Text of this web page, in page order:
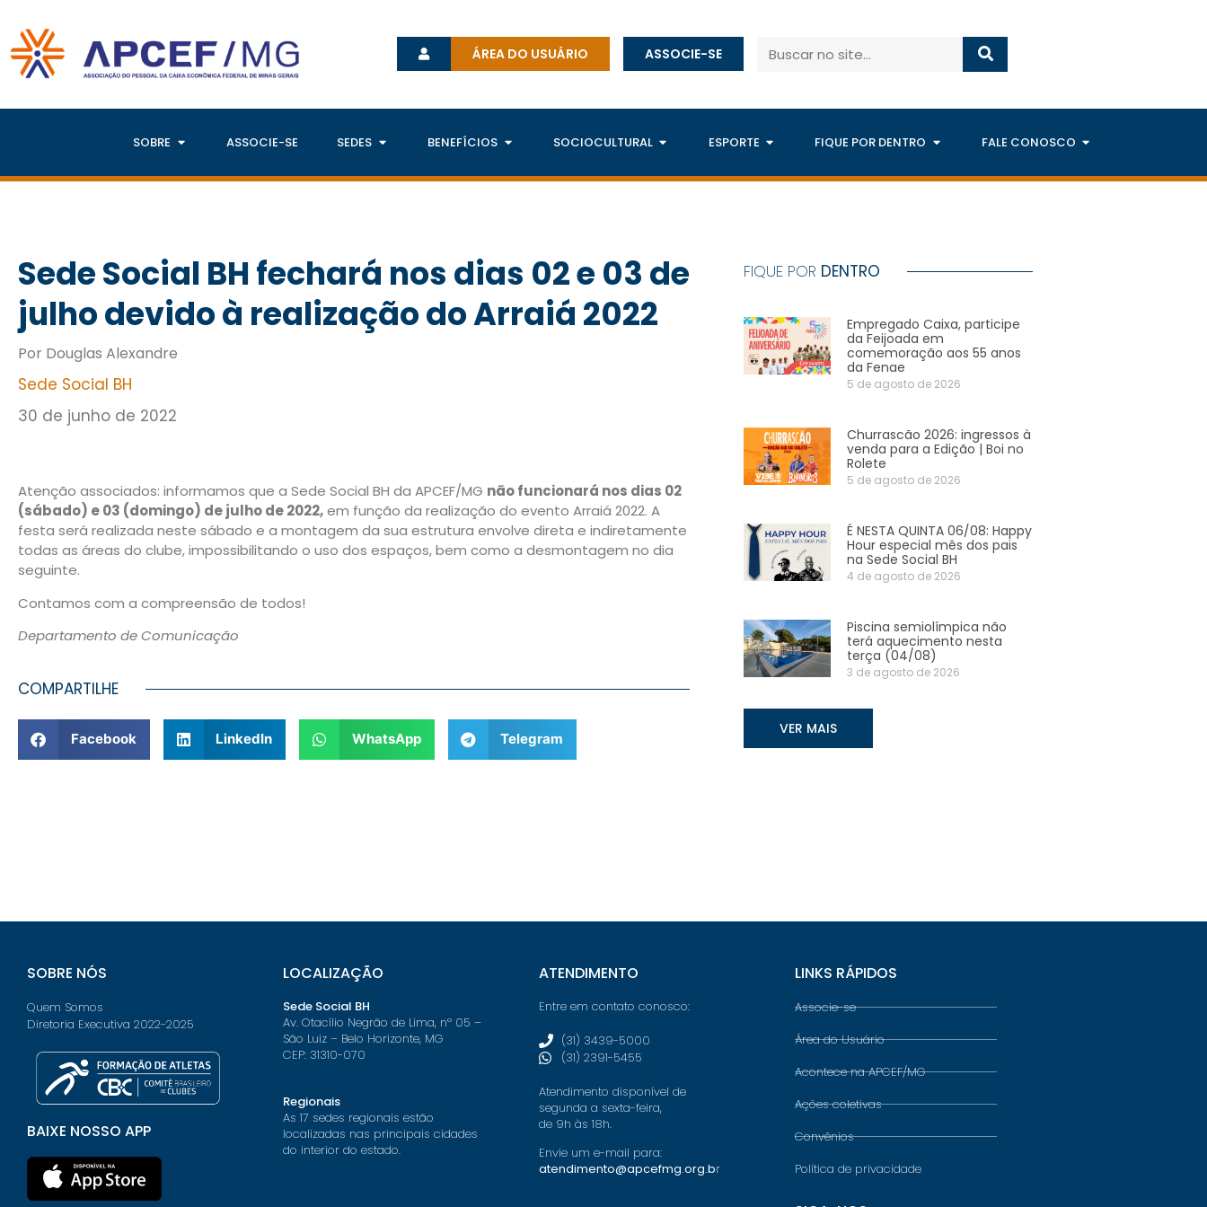
ÁREA DO USUÁRIO ASSOCIE-SE
SOBRE ASSOCIE-SE SEDES BENEFÍCIOS SOCIOCULTURAL ESPORTE FIQUE POR DENTRO FALE CONOSCO
Sede Social BH fechará nos dias 02 e 03 de
julho devido à realização do Arraiá 2022
Por Douglas Alexandre
Sede Social BH
30 de junho de 2022
Atenção associados: informamos que a Sede Social BH da APCEF/MG não funcionará nos dias 02
(sábado) e 03 (domingo) de julho de 2022,em função da realização do evento Arraiá 2022. A
festa será realizada neste sábado e a montagem da sua estrutura envolve direta e indiretamente
todas as áreas do clube, impossibilitando o uso dos espaços, bem como a desmontagem no dia
seguinte.
Contamos com a compreensão de todos!
Departamento de Comunicação
COMPARTILHE
Facebook LinkedIn WhatsApp Telegram
FIQUE POR DENTRO
Empregado Caixa, participe
da Feijoada em
comemoração aos 55 anos
da Fenae
5 de agosto de 2026
Churrascão 2026: ingressos à
venda para a Edição | Boi no
Rolete
5 de agosto de 2026
É NESTA QUINTA 06/08: Happy
Hour especial mês dos pais
na Sede Social BH
4 de agosto de 2026
Piscina semiolímpica não
terá aquecimento nesta
terça (04/08)
3 de agosto de 2026
VER MAIS
SOBRE NÓS
Quem Somos
Diretoria Executiva 2022-2025
BAIXE NOSSO APP
LOCALIZAÇÃO
Sede Social BH
Av. Otacílio Negrão de Lima, nº 05 –
São Luiz – Belo Horizonte, MG
CEP: 31310-070
Regionais
As 17 sedes regionais estão
localizadas nas principais cidades
do interior do estado.
ATENDIMENTO
Entre em contato conosco:
(31) 3439-5000
(31) 2391-5455
Atendimento disponível de
segunda a sexta-feira,
de 9h às 18h.
Envie um e-mail para:
atendimento@apcefmg.org.br
LINKS RÁPIDOS
Associe-se
Área do Usuário
Acontece na APCEF/MG
Ações coletivas
Convênios
Política de privacidade